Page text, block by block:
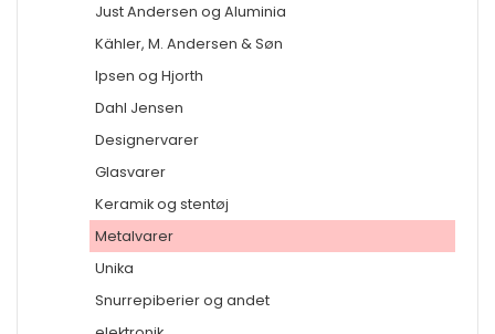
Just Andersen og Aluminia
Kähler, M. Andersen & Søn
Ipsen og Hjorth
Dahl Jensen
Designervarer
Glasvarer
Keramik og stentøj
Metalvarer
Unika
Snurrepiberier og andet